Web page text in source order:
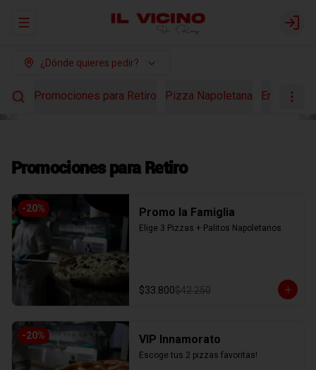
Abrir menu de navegación Login
¿Dónde quieres pedir?
Promociones para Retiro Pizza Napoletana Ensaladas
Promociones para Retiro
-20% Promo la Famiglia
Elige 3 Pizzas + Palitos Napoletanos
$33.800$42.250
-20% VIP Innamorato
Escoge tus 2 pizzas favoritas!